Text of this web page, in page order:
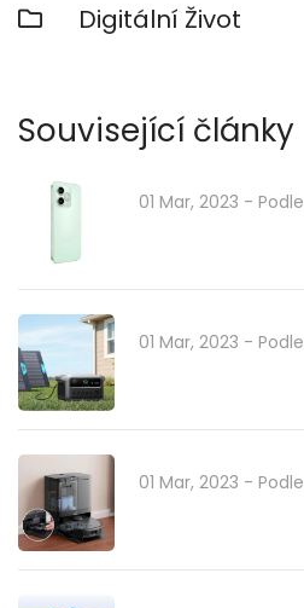
Digitální Život
Související články
01 Mar, 2023 - Podle
01 Mar, 2023 - Podle
01 Mar, 2023 - Podle